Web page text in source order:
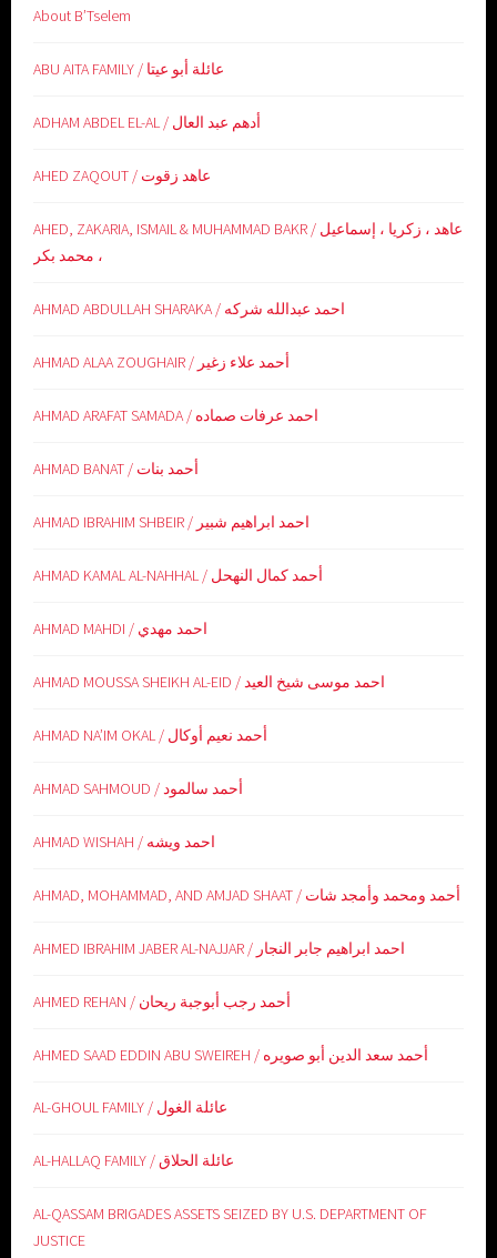
About B’Tselem
ABU AITA FAMILY / عائلة أبو عيتا
ADHAM ABDEL EL-AL / أدهم عبد العال
AHED ZAQOUT / عاهد زقوت
AHED, ZAKARIA, ISMAIL & MUHAMMAD BAKR / عاهد ، زكريا ، إسماعيل
، محمد بكر
AHMAD ABDULLAH SHARAKA / احمد عبدالله شركه
AHMAD ALAA ZOUGHAIR / أحمد علاء زغير
AHMAD ARAFAT SAMADA / احمد عرفات صماده
AHMAD BANAT / أحمد بنات
AHMAD IBRAHIM SHBEIR / احمد ابراهيم شبير
AHMAD KAMAL AL-NAHHAL / أحمد كمال النهحل
AHMAD MAHDI / احمد مهدي
AHMAD MOUSSA SHEIKH AL-EID / احمد موسى شيخ العيد
AHMAD NA’IM OKAL / أحمد نعيم أوكال
AHMAD SAHMOUD / أحمد سالمود
AHMAD WISHAH / احمد ويشه
AHMAD, MOHAMMAD, AND AMJAD SHAAT / أحمد ومحمد وأمجد شات
AHMED IBRAHIM JABER AL-NAJJAR / احمد ابراهيم جابر النجار
AHMED REHAN / أحمد رجب أبوجبة ريحان
AHMED SAAD EDDIN ABU SWEIREH / أحمد سعد الدين أبو صويره
AL-GHOUL FAMILY / عائلة الغول
AL-HALLAQ FAMILY / عائلة الحلاق
AL-QASSAM BRIGADES ASSETS SEIZED BY U.S. DEPARTMENT OF
JUSTICE